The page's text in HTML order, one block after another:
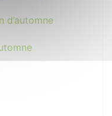
d’automne